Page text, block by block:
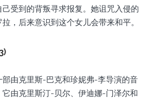
受到的背叛寻求报复。她诅咒入侵的
，后来意识到这个女儿会带来和平。
部由克里斯-巴克和珍妮弗-李导演的音
它由克里斯汀-贝尔、伊迪娜-门泽尔和